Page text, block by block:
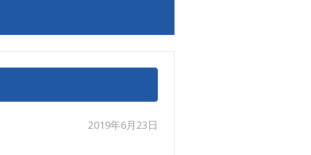
2019年6月23日